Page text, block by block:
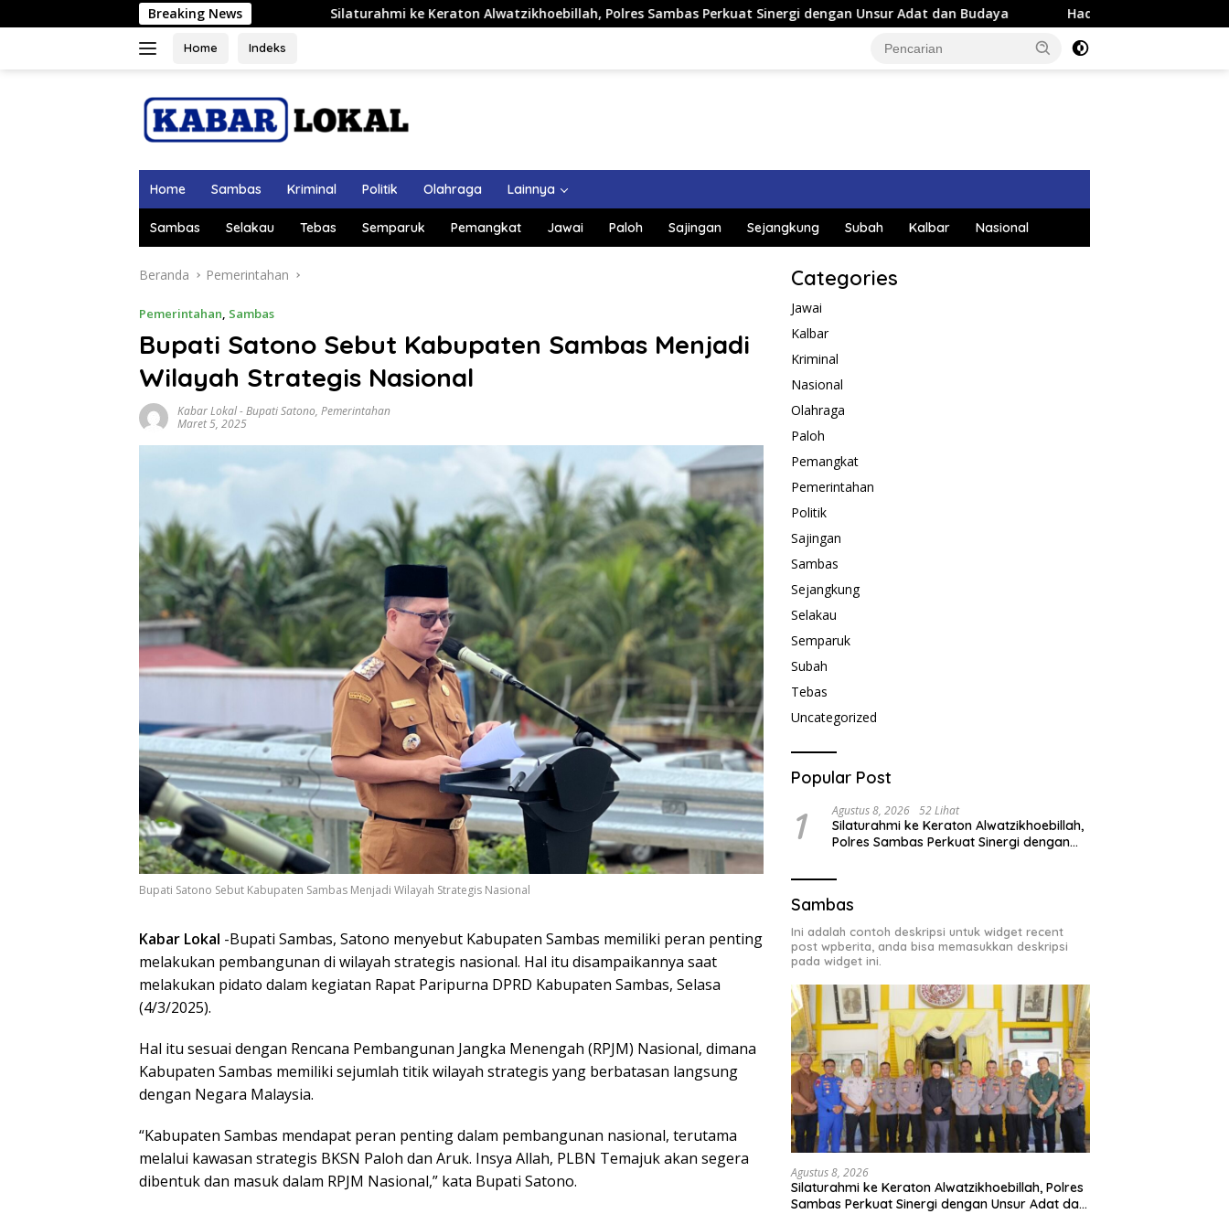
ke
Breaking News
Silaturahmi ke Keraton Alwatzikhoebillah, Polres Sambas Perkuat Sinergi dengan Unsur Adat dan Budaya Hadiri Acara Perpisahan Danlanud, Wakil Ketua
Home Indeks
Home Sambas Kriminal Politik Olahraga Lainnya
Sambas Selakau Tebas Semparuk Pemangkat Jawai Paloh Sajingan Sejangkung Subah Kalbar Nasional
Beranda Pemerintahan
Pemerintahan, Sambas
Bupati Satono Sebut Kabupaten Sambas Menjadi
Wilayah Strategis Nasional
Kabar Lokal-Bupati Satono, Pemerintahan
Maret 5, 2025
Bupati Satono Sebut Kabupaten Sambas Menjadi Wilayah Strategis Nasional
Kabar Lokal -Bupati Sambas, Satono menyebut Kabupaten Sambas memiliki peran penting
melakukan pembangunan di wilayah strategis nasional. Hal itu disampaikannya saat
melakukan pidato dalam kegiatan Rapat Paripurna DPRD Kabupaten Sambas, Selasa
(4/3/2025).
Hal itu sesuai dengan Rencana Pembangunan Jangka Menengah (RPJM) Nasional, dimana
Kabupaten Sambas memiliki sejumlah titik wilayah strategis yang berbatasan langsung
dengan Negara Malaysia.
“Kabupaten Sambas mendapat peran penting dalam pembangunan nasional, terutama
melalui kawasan strategis BKSN Paloh dan Aruk. Insya Allah, PLBN Temajuk akan segera
dibentuk dan masuk dalam RPJM Nasional,” kata Bupati Satono.
Categories
Jawai
Kalbar
Kriminal
Nasional
Olahraga
Paloh
Pemangkat
Pemerintahan
Politik
Sajingan
Sambas
Sejangkung
Selakau
Semparuk
Subah
Tebas
Uncategorized
Popular Post
1 Agustus 8, 2026 52 Lihat
Silaturahmi ke Keraton Alwatzikhoebillah,
Polres Sambas Perkuat Sinergi dengan
Sambas
Ini adalah contoh deskripsi untuk widget recent
post wpberita, anda bisa memasukkan deskripsi
pada widget ini.
Agustus 8, 2026
Silaturahmi ke Keraton Alwatzikhoebillah, Polres
Sambas Perkuat Sinergi dengan Unsur Adat dan